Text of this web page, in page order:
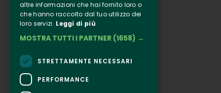
Follow Us
Facebook
Connect
altre informazioni che hai fornito loro o
che hanno raccolto dal tuo utilizzo dei
loro servizi. Leggi di più
MOSTRA TUTTI I PARTNER (1658) →
STRETTAMENTE NECESSARI
PERFORMANCE